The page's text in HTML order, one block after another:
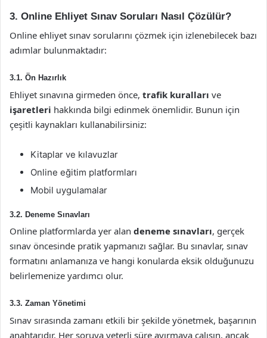
3. Online Ehliyet Sınav Soruları Nasıl Çözülür?
Online ehliyet sınav sorularını çözmek için izlenebilecek bazı
adımlar bulunmaktadır:
3.1. Ön Hazırlık
Ehliyet sınavına girmeden önce, trafik kuralları ve
işaretleri hakkında bilgi edinmek önemlidir. Bunun için
çeşitli kaynakları kullanabilirsiniz:
Kitaplar ve kılavuzlar
Online eğitim platformları
Mobil uygulamalar
3.2. Deneme Sınavları
Online platformlarda yer alan deneme sınavları, gerçek
sınav öncesinde pratik yapmanızı sağlar. Bu sınavlar, sınav
formatını anlamanıza ve hangi konularda eksik olduğunuzu
belirlemenize yardımcı olur.
3.3. Zaman Yönetimi
Sınav sırasında zamanı etkili bir şekilde yönetmek, başarının
anahtarıdır. Her soruya yeterli süre ayırmaya çalışın, ancak